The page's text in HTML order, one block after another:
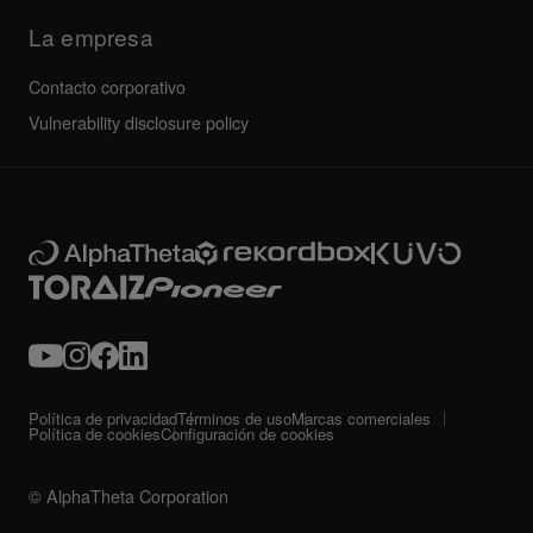
La empresa
Contacto corporativo
Vulnerability disclosure policy
© AlphaTheta Corporation
Política de privacidadTérminos de usoMarcas comerciales
Política de cookiesConfiguración de cookies